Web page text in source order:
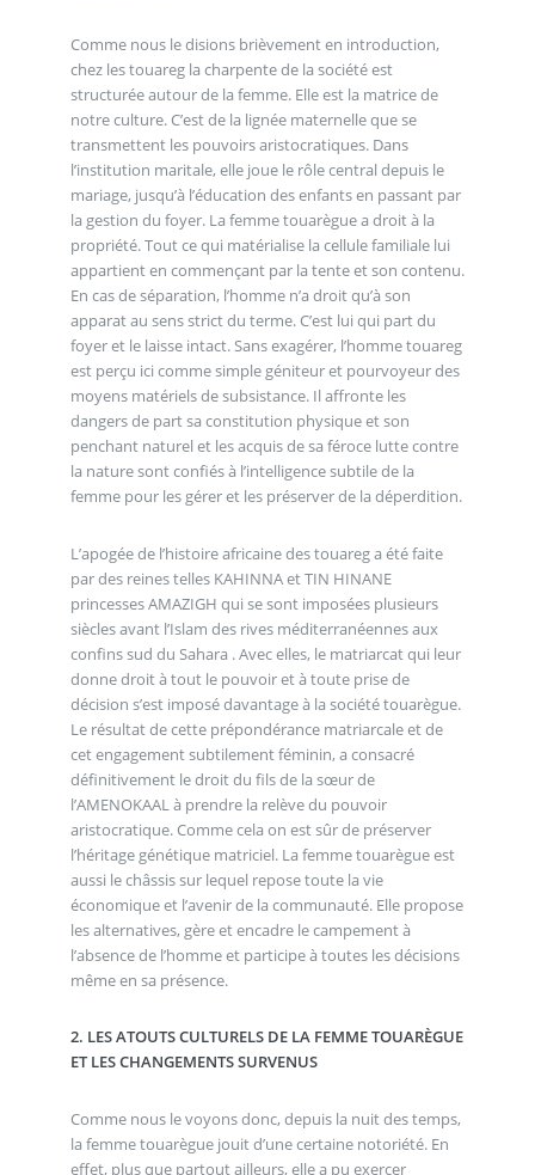
Comme nous le disions brièvement en introduction,
chez les touareg la charpente de la société est
structurée autour de la femme. Elle est la matrice de
notre culture. C’est de la lignée maternelle que se
transmettent les pouvoirs aristocratiques. Dans
l’institution maritale, elle joue le rôle central depuis le
mariage, jusqu’à l’éducation des enfants en passant par
la gestion du foyer. La femme touarègue a droit à la
propriété. Tout ce qui matérialise la cellule familiale lui
appartient en commençant par la tente et son contenu.
En cas de séparation, l’homme n’a droit qu’à son
apparat au sens strict du terme. C’est lui qui part du
foyer et le laisse intact. Sans exagérer, l’homme touareg
est perçu ici comme simple géniteur et pourvoyeur des
moyens matériels de subsistance. Il affronte les
dangers de part sa constitution physique et son
penchant naturel et les acquis de sa féroce lutte contre
la nature sont confiés à l’intelligence subtile de la
femme pour les gérer et les préserver de la déperdition.
L’apogée de l’histoire africaine des touareg a été faite
par des reines telles KAHINNA et TIN HINANE
princesses AMAZIGH qui se sont imposées plusieurs
siècles avant l’Islam des rives méditerranéennes aux
confins sud du Sahara . Avec elles, le matriarcat qui leur
donne droit à tout le pouvoir et à toute prise de
décision s’est imposé davantage à la société touarègue.
Le résultat de cette prépondérance matriarcale et de
cet engagement subtilement féminin, a consacré
définitivement le droit du fils de la sœur de
l’AMENOKAAL à prendre la relève du pouvoir
aristocratique. Comme cela on est sûr de préserver
l’héritage génétique matriciel. La femme touarègue est
aussi le châssis sur lequel repose toute la vie
économique et l’avenir de la communauté. Elle propose
les alternatives, gère et encadre le campement à
l’absence de l’homme et participe à toutes les décisions
même en sa présence.
2. LES ATOUTS CULTURELS DE LA FEMME TOUARÈGUE
ET LES CHANGEMENTS SURVENUS
Comme nous le voyons donc, depuis la nuit des temps,
la femme touarègue jouit d’une certaine notoriété. En
effet, plus que partout ailleurs, elle a pu exercer